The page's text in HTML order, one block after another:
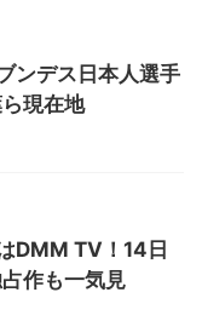
ンデス日本人選手
現在地
DMM TV！14日
作も一気見